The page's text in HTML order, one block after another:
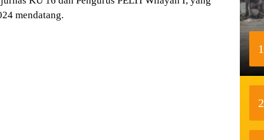
mendatang.
1
2